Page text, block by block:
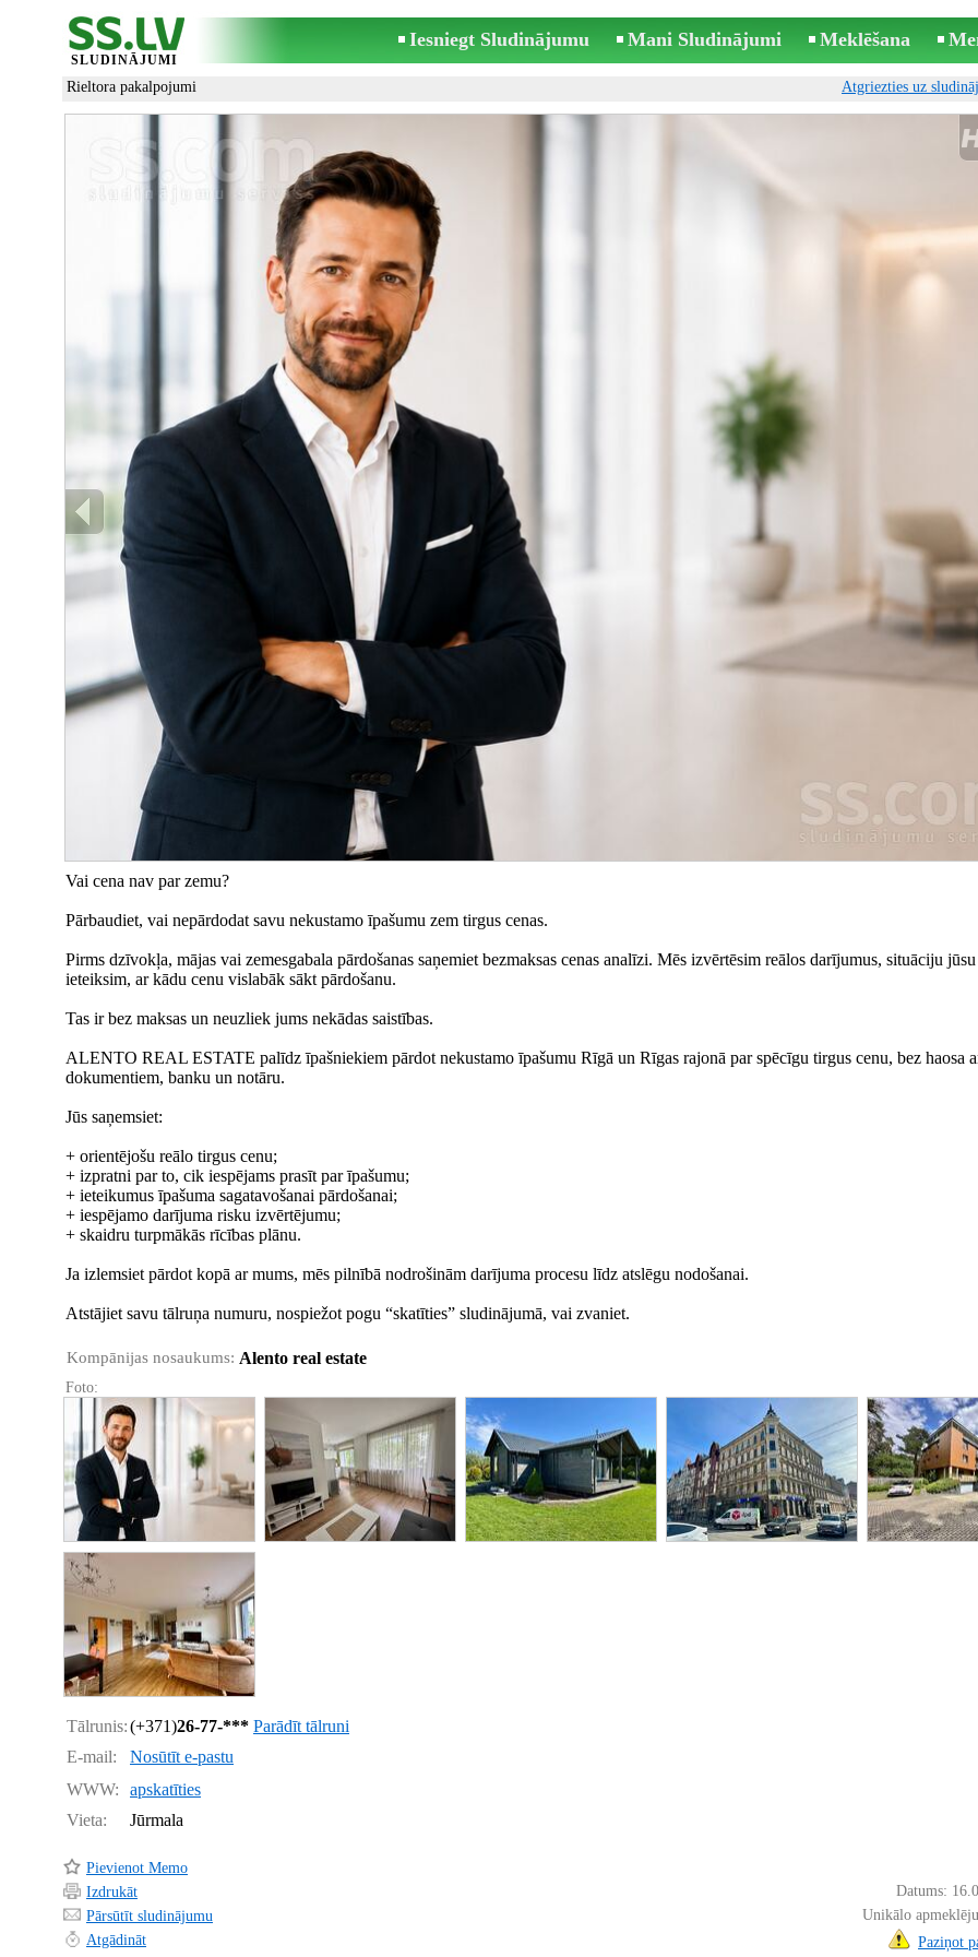
SLUDINĀJUMI
Iesniegt Sludinājumu Mani Sludinājumi Meklēšana
Rieltora pakalpojumi Atgriezties uz
Vai cena nav par zemu?
Pārbaudiet, vai nepārdodat savu nekustamo īpašumu zem tirgus cenas.
Pirms dzīvokļa, mājas vai zemesgabala pārdošanas saņemiet bezmaksas cenas analīzi. Mēs izvērtēsim reālos darījumus, situāciju
ieteiksim, ar kādu cenu vislabāk sākt pārdošanu.
Tas ir bez maksas un neuzliek jums nekādas saistības.
ALENTO REAL ESTATE palīdz īpašniekiem pārdot nekustamo īpašumu Rīgā un Rīgas rajonā par spēcīgu tirgus cenu, bez haosa
dokumentiem, banku un notāru.
Jūs saņemsiet:
+ orientējošu reālo tirgus cenu;
+ izpratni par to, cik iespējams prasīt par īpašumu;
+ ieteikumus īpašuma sagatavošanai pārdošanai;
+ iespējamo darījuma risku izvērtējumu;
+ skaidru turpmākās rīcības plānu.
Ja izlemsiet pārdot kopā ar mums, mēs pilnībā nodrošinām darījuma procesu līdz atslēgu nodošanai.
Atstājiet savu tālruņa numuru, nospiežot pogu “skatīties” sludinājumā, vai zvaniet.
Kompānijas nosaukums: Alento real estate
Foto:
Tālrunis:(+371)26-77-*** Parādīt tālruni
E-mail:
Nosūtīt e-pastu
WWW:
apskatīties
Vieta:
Jūrmala
Pievienot Memo
Izdrukāt
Datums:
Pārsūtīt sludinājumu
Unikālo
Atgādināt
Paziņot